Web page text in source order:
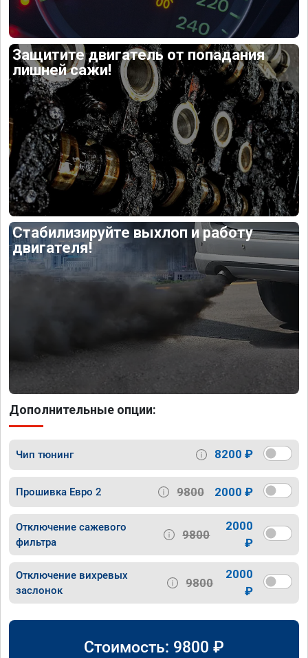
Защитите двигатель от попадания
лишней сажи!
Стабилизируйте выхлоп и работу
двигателя!
Дополнительные опции:
Чип тюнинг 8200 ₽
Прошивка Евро 2 9800 2000 ₽
Отключение сажевого
фильтра
9800
2000
₽
Отключение вихревых
заслонок
9800
2000
₽
Стоимость: 9800 ₽